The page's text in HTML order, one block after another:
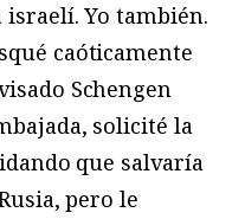
Yo también.
caóticamente
Schengen
solicité la
que salvaría
pero le